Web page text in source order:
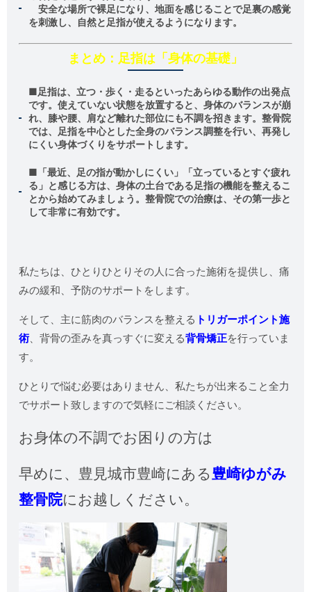
安全な場所で裸足になり、地面を感じることで足裏の感覚
を刺激し、自然と足指が使えるようになります。
まとめ：足指は「身体の基礎」
■足指は、立つ・歩く・走るといったあらゆる動作の出発点
です。使えていない状態を放置すると、身体のバランスが崩
れ、膝や腰、肩など離れた部位にも不調を招きます。整骨院
では、足指を中心とした全身のバランス調整を行い、再発し
にくい身体づくりをサポートします。
■「最近、足の指が動かしにくい」「立っているとすぐ疲れ
る」と感じる方は、身体の土台である足指の機能を整えるこ
とから始めてみましょう。整骨院での治療は、その第一歩と
して非常に有効です。
私たちは、ひとりひとりその人に合った施術を提供し、痛
みの緩和、予防のサポートをします。
そして、主に筋肉のバランスを整える トリガーポイント施
術、背骨の歪みを真っすぐに変える背骨矯正を行っていま
す。
ひとりで悩む必要はありません、私たちが出来ること全力
でサポート致しますので気軽にご相談ください。
お身体の不調でお困りの方は
早めに、 豊見城市豊崎にある豊崎ゆがみ
整骨院にお越しください。